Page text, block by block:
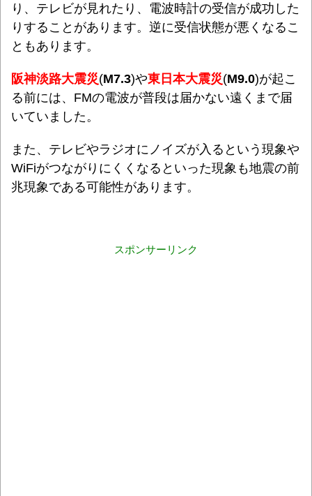
り、テレビが見れたり、電波時計の受信が成功した
りすることがあります。逆に受信状態が悪くなるこ
ともあります。
阪神淡路大震災(M7.3)や東日本大震災(M9.0)が起こ
る前には、FMの電波が普段は届かない遠くまで届
いていました。
また、テレビやラジオにノイズが入るという現象や
WiFiがつながりにくくなるといった現象 も地震の前
兆現象である可能性があります。
スポンサーリンク